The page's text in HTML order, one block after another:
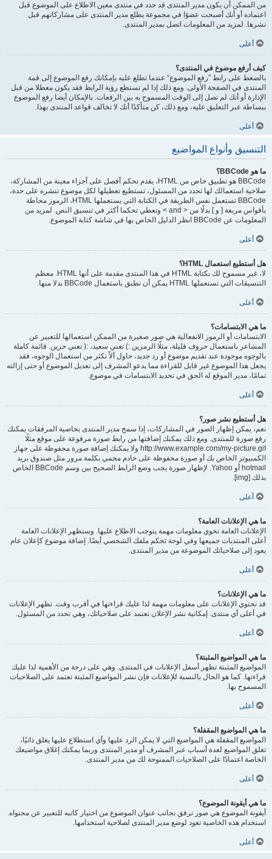
من الممكن أن يكون مدير المنتدى قد حدد في منتدى معين الاطلاع على الموضوع قبل
اعتماده أو أنك أصبحت عضوًا في مجموعة يطلع مدير المنتدى على مشاركاتهم قبل
نشرها. لمزيد من المعلومات اتصل بمدير المنتدى.
أعلى
كيف أرفع موضوع في المنتدى؟
بالضغط على رابط ”رفع الموضوع“ عندما تطلع عليه بإمكانك رفع الموضوع إلى قمة
المنتدى في الصفحة الأولى. ومع ذلك إذا لم تستطع رؤية الرابط فقد يكون معطلا من قبل
الإدارة أو أنك لم تصل إلى الوقت المسموح به بين الرفعات. بالإمكان أيضا رفع الموضوع
ببساطة عبر التعليق عليه، ومع ذلك، كن متأكدًا أنك لا تخالف قواعد المنتدى بهذا.
أعلى
التنسيق وأنواع المواضيع
ما هو BBCode؟
BBCode هو تطبيق خاص من HTML، يقدم تحكم أفصل على أجزاء معينة من المشاركة،
صلاحية استعمالك لها تحدد من المسئول، تستطيع تعطيلها لكل موضوع تنشره على حدة،
BBCode تستعمل نفس الطريقة في الكتابة التي يستعملها HTML، الرموز محاطة
بأقواس مربعة [ و ] بدلًا من < and > وتعطي تحكما أكثر في تنسيق النص. لمزيد من
المعلومات عن BBCode انظر الدليل الخاص بها في شاشة كتابة الموضوع.
أعلى
هل أستطيع استعمال HTML؟
لا، غير مسموح لك بكتابة HTML في هذا المنتدى مقدمة على أنها HTML. معظم
التنسيقات التي تستعملها HTML يمكن أن تطبق باستعمال BBCode بدلا منها.
أعلى
ما هي الابتسامات؟
الابتسامات أو الرموز الانفعالية هي صور صغيرة من الممكن استعمالها للتعبير عن
المشاعر باستعمال حروف قليلة، مثلًا الرمزين :) تعني سعيد، :( تعني حزين. قائمة كاملة
بالوجوه موجودة عند تقديم موضوع أو رد جديد، حاول ألاّ تكثر من استعمال الوجوه، فقد
يجعل هذا الموضوع غير قابل للقراءة مما يدعو المشرف إلى تعديل الموضوع أو حتى إزالته
تمامًا، مدير الموقع له الحق في تحديد الابتسامات في موضوع.
أعلى
هل أستطيع نشر صور؟
نعم، يمكن إظهار الصور في المشاركات، إذا سمح مدير المنتدى بخاصية المرفقات يمكنك
رفع صورة للمنتدى. ومع ذلك يمكنك إضافتها من رابط صورة مرفوعة على موقع مثلًا
http://www.example.com/my-picture.gif ولا يمكنك إضافة صورة محفوظة على جهاز
الكمبيوتر الخاص بك أو صورة محفوظة على خادم محمي بكلمة مرور مثل صندوق بريد
hotmail أو Yahoo. لإظهار صورة يجب وضع الرابط الصحيح بين وسم BBCode الخاص
بذلك [img].
أعلى
ما هي الإعلانات العامة؟
الإعلانات العامة تحوي معلومات مهمة يتوجب الاطلاع عليها. وستظهر الإعلانات العامة
أعلى المنتديات جميعها وفي لوحة تحكم ملفك الشخصي أيضًا. إضافة موضوع كإعلان عام
يعود إلى صلاحياتك الموضوعة من مدير المنتدى.
أعلى
ما هي الإعلانات؟
قد تحتوي الإعلانات على معلومات مهمة لذا عليك قراءتها في أقرب وقت. تظهر الإعلانات
في أعلى أي منتدى. إمكانية نشر الإعلان تعتمد على صلاحياتك، وهي تحدد من المسئول.
أعلى
ما هي المواضيع المثبتة؟
المواضيع المثبتة تظهر أسفل الإعلانات في المنتدى. وهي على درجة من الأهمية لذا عليك
قراءتها. كما هو الحال بالنسبة للإعلانات فإن نشر المواضيع المثبتة تعتمد على الصلاحيات
المسموح بها.
أعلى
ما هي المواضيع المقفلة؟
المواضيع المقفلة هي المواضيع التي لا يمكن الرد عليها وأي استطلاع عليها يغلق ذاتيًا،
تغلق المواضيع لعدة أسباب عبر المشرف أو مدير المنتدى وربما يمكنك إغلاق مواضيعك
الخاصة اعتمادًا على الصلاحيات الممنوحة لك من مدير المنتدى.
أعلى
ما هي أيقونة الموضوع؟
أيقونة الموضوع هي صور ترفق بجانب عنوان الموضوع من اختيار كاتبه للتعبير عن محتواه.
استخدام هذه الخاصية تعود لوضع مدير المنتدى لصلاحية استخدامها.
أعلى